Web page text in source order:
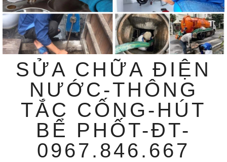
SỬA CHỮA ĐIỆN
NƯỚC-THÔNG
TẮC CỐNG-HÚT
BỂ PHỐT-ĐT-
0967.846.667